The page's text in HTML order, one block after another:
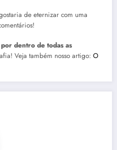
de eternizar com uma
dentro de todas as
Veja também nosso artigo: O